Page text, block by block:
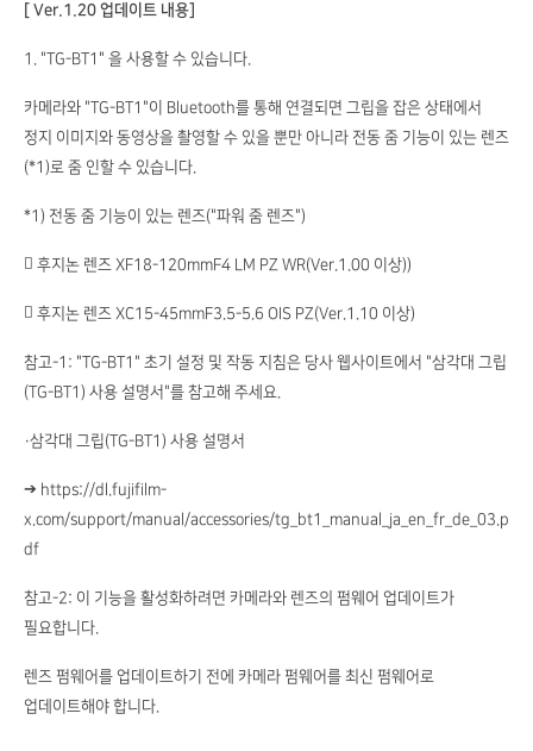
[ Ver.1.20 업데이트 내용]
1. "TG-BT1" 을 사용할 수 있습니다.
카메라와 "TG-BT1"이 Bluetooth를 통해 연결되면 그립을 잡은 상태에서
정지 이미지와 동영상을 촬영할 수 있을 뿐만 아니라 전동 줌 기능이 있는 렌즈
(*1)로 줌 인할 수 있습니다.
*1) 전동 줌 기능이 있는 렌즈("파워 줌 렌즈")
 후지논 렌즈 XF18-120mmF4 LM PZ WR(Ver.1.00 이상))
 후지논 렌즈 XC15-45mmF3.5-5.6 OIS PZ(Ver.1.10 이상)
참고-1: "TG-BT1" 초기 설정 및 작동 지침은 당사 웹사이트에서 "삼각대 그립
(TG-BT1) 사용 설명서"를 참고해 주세요.
・삼각대 그립(TG-BT1) 사용 설명서
➔ https://dl.fujifilm-
x.com/support/manual/accessories/tg_bt1_manual_ja_en_fr_de_03.p
df
참고-2: 이 기능을 활성화하려면 카메라와 렌즈의 펌웨어 업데이트가
필요합니다.
렌즈 펌웨어를 업데이트하기 전에 카메라 펌웨어를 최신 펌웨어로
업데이트해야 합니다.